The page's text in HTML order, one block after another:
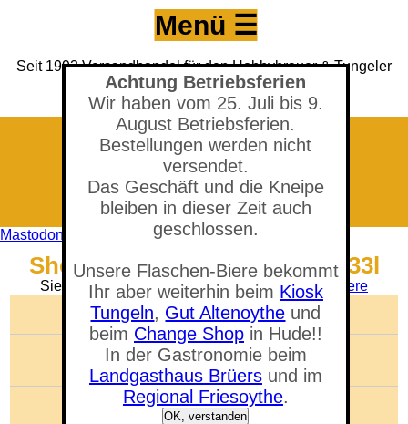
Achtung Betriebsferien
Wir haben vom 25. Juli bis 9.
August Betriebsferien.
Bestellungen werden nicht
versendet.
Das Geschäft und die Kneipe
bleiben in dieser Zeit auch
geschlossen.
Unsere Flaschen-Biere bekommt
Ihr aber weiterhin beim Kiosk
Tungeln, Gut Altenoythe und
beim Change Shopin Hude!!
In der Gastronomie beim
Landgasthaus Brüersund im
Regional Friesoythe.
OK, verstanden
Seit 1993 Versandhandel für den Hobbybrauer & Tungeler
Brauerei seit 2017
(Neuer) Tungeler Krug seit 1903
Menü ☰
Mastodon
Shop - Aronia-Apfel Cider, 0,33l
Sie befinden sich in der Abteilung:Tungeler - Biere
🛒 Warenkorb anzeigen
Anzahl der Artikel: 0
Gesamtwert: 0,00 €
Artikel suchen